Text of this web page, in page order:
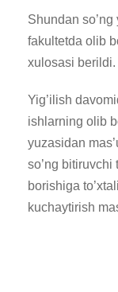
Shundan
fakultetda olib
xulosasi berildi.
Yig’ilish
ishlarning olib
yuzasidan
so’ng bitiruvchi
borishiga
kuchaytirish